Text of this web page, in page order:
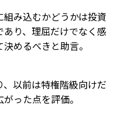
み込むかどうかは投資
り、理屈だけでなく感
めるべきと助言。
以前は特権階級向けだ
った点を評価。